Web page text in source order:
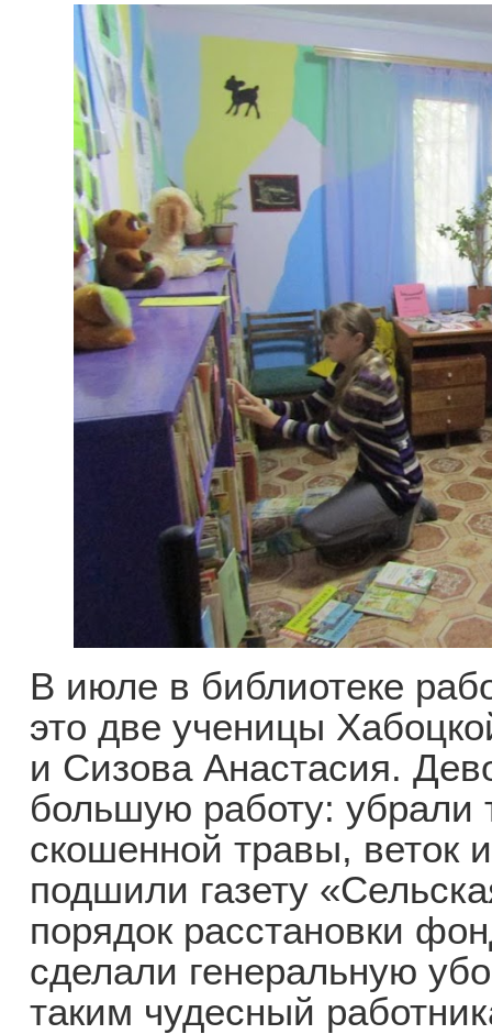
В июле в библиотеке
это две ученицы
и Сизова Анастасия.
большую работу: убрали
скошенной травы, веток
подшили газету
порядок расстановки
сделали генеральную
таким чудесный